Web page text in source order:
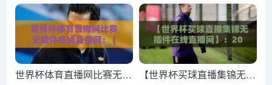
播网，2026观赛新姿势！
【预选赛买球网】这样用才
靠谱
件在线直播网)：2026年观
赛新选择，看球就这么简单
世界杯体育直播网比赛无插
【世界杯买球直播集锦无插